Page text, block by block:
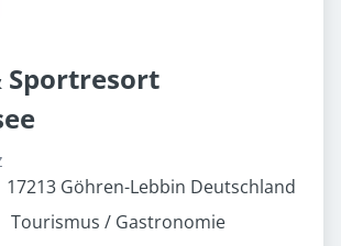
Sportresort
17213 Göhren-Lebbin Deutschland
Tourismus / Gastronomie